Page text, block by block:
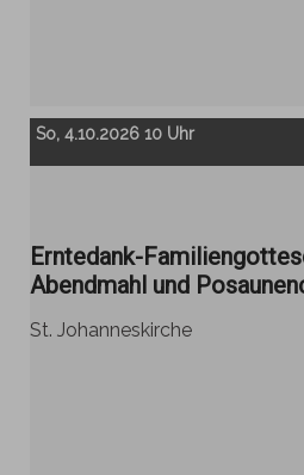
So, 4.10.2026 10 Uhr
Erntedank-
Abendmahl und
St. Johanneskirche